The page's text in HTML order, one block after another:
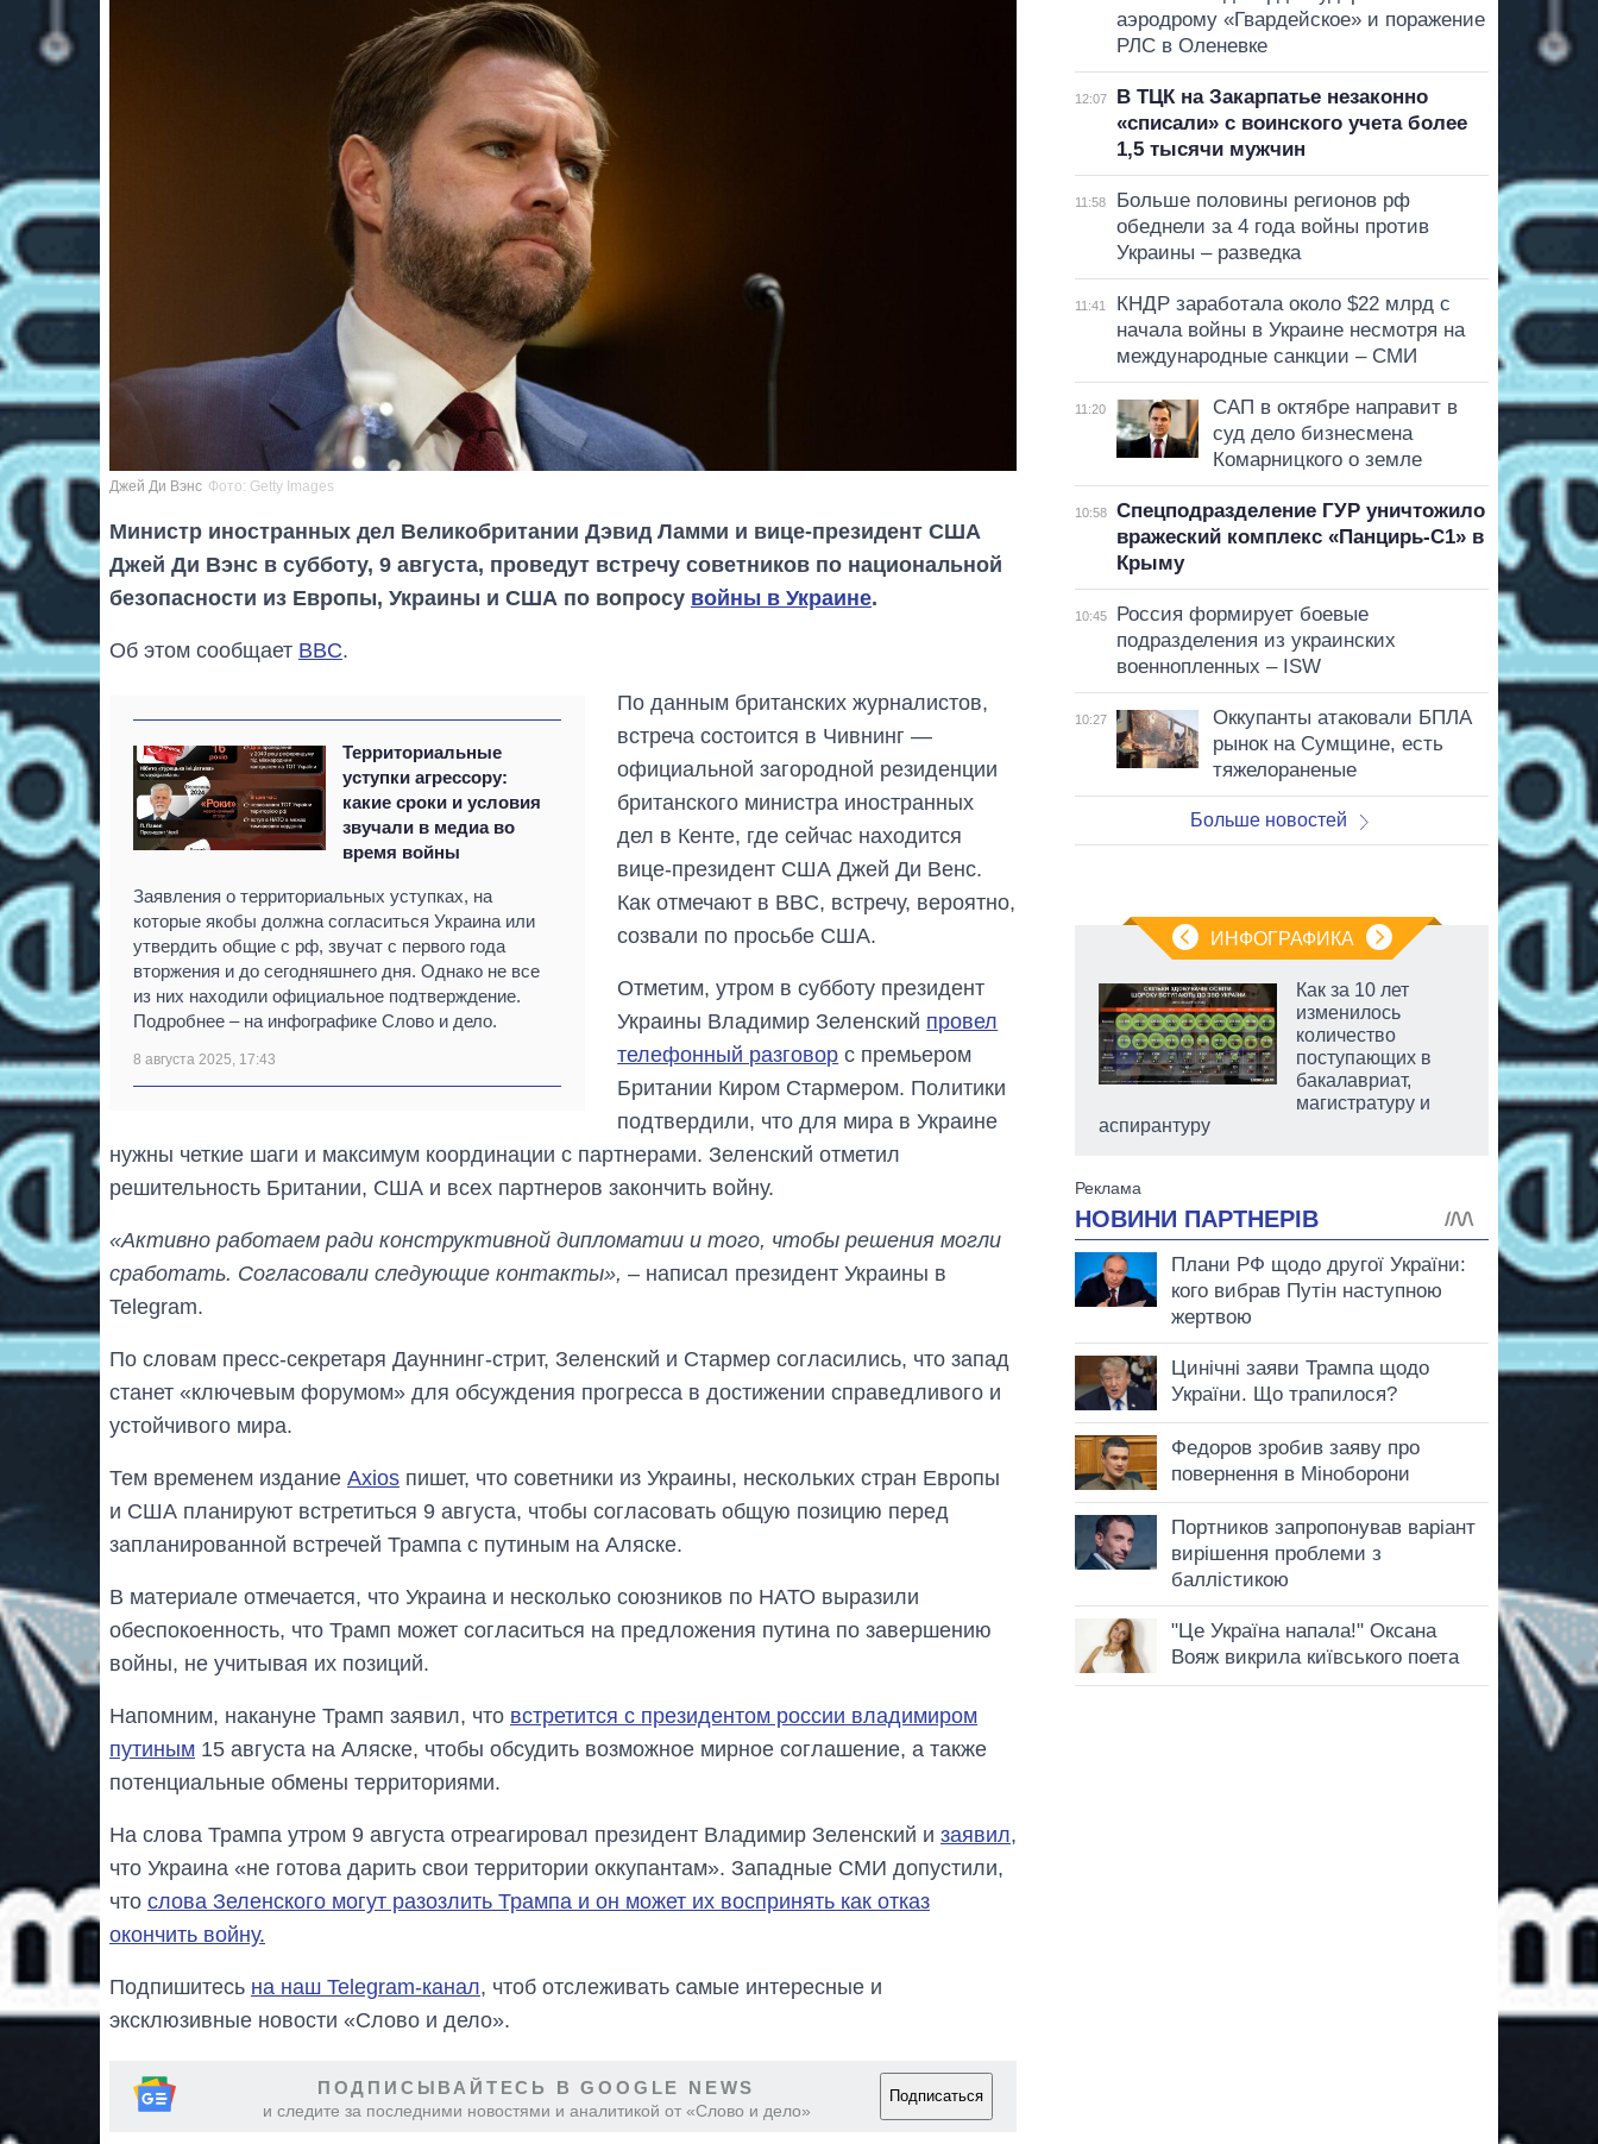
Джей Ди Вэнс Фото: Getty Images
Министр иностранных дел Великобритании Дэвид Ламми и вице-президент США
Джей Ди Вэнс в субботу, 9 августа, проведут встречу советников по национальной
безопасности из Европы, Украины и США по вопросу войны в Украине.
Об этом сообщает BBC.
Территориальные
уступки агрессору:
какие сроки и условия
звучали в медиа во
время войны
Заявления о территориальных уступках, на
которые якобы должна согласиться Украина или
утвердить общие с рф, звучат с первого года
вторжения и до сегодняшнего дня. Однако не все
из них находили официальное подтверждение.
Подробнее – на инфографике Слово и дело.
8 августа 2025, 17:43
По данным британских журналистов,
встреча состоится в Чивнинг —
официальной загородной резиденции
британского министра иностранных
дел в Кенте, где сейчас находится
вице-президент США Джей Ди Венс.
Как отмечают в BBC, встречу, вероятно,
созвали по просьбе США.
Отметим, утром в субботу президент
Украины Владимир Зеленский провел
телефонный разговор с премьером
Британии Киром Стармером. Политики
подтвердили, что для мира в Украине
нужны четкие шаги и максимум координации с партнерами. Зеленский отметил
решительность Британии, США и всех партнеров закончить войну.
«Активно работаем ради конструктивной дипломатии и того, чтобы решения могли
сработать. Согласовали следующие контакты», – написал президент Украины в
Telegram.
По словам пресс-секретаря Дауннинг-стрит, Зеленский и Стармер согласились, что запад
станет «ключевым форумом» для обсуждения прогресса в достижении справедливого и
устойчивого мира.
Тем временем издание Axios пишет, что советники из Украины, нескольких стран Европы
и США планируют встретиться 9 августа, чтобы согласовать общую позицию перед
запланированной встречей Трампа с путиным на Аляске.
В материале отмечается, что Украина и несколько союзников по НАТО выразили
обеспокоенность, что Трамп может согласиться на предложения путина по завершению
войны, не учитывая их позиций.
Напомним, накануне Трамп заявил, что встретится с президентом россии владимиром
путиным 15 августа на Аляске, чтобы обсудить возможное мирное соглашение, а также
потенциальные обмены территориями.
На слова Трампа утром 9 августа отреагировал президент Владимир Зеленский и заявил,
что Украина «не готова дарить свои территории оккупантам». Западные СМИ допустили,
что слова Зеленского могут разозлить Трампа и он может их воспринять как отказ
окончить войну.
Подпишитесь на наш Telegram-канал, чтоб отслеживать самые интересные и
эксклюзивные новости «Слово и дело».
ПОДПИСЫВАЙТЕСЬ В GOOGLE NEWS
и следите за последними новостями и аналитикой от «Слово и дело»
Подписаться
аэродрому «Гвардейское» и поражение
РЛС в Оленевке
12:07
В ТЦК на Закарпатье незаконно
«списали» с воинского учета более
1,5 тысячи мужчин
11:58
Больше половины регионов рф
обеднели за 4 года войны против
Украины – разведка
11:41
КНДР заработала около $22 млрд с
начала войны в Украине несмотря на
международные санкции – СМИ
11:20
САП в октябре направит в
суд дело бизнесмена
Комарницкого о земле
10:58
Спецподразделение ГУР уничтожило
вражеский комплекс «Панцирь-С1» в
Крыму
10:45
Россия формирует боевые
подразделения из украинских
военнопленных – ISW
10:27
Оккупанты атаковали БПЛА
рынок на Сумщине, есть
тяжелораненые
Больше новостей
ИНФОГРАФИКА
Восемь
массированных
ударов по Украине
за лето: Киев и
область стали
Как за 10 лет
изменилось
количество
поступающих в
бакалавриат,
магистратуру и
аспирантуру